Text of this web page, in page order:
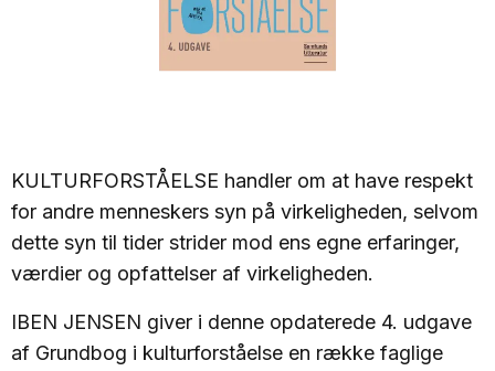
KULTURFORSTÅELSE handler om at have respekt
for andre menneskers syn på virkeligheden, selvom
dette syn til tider strider mod ens egne erfaringer,
værdier og opfattelser af virkeligheden.
IBEN JENSEN giver i denne opdaterede 4. udgave
af Grundbog i kulturforståelse en række faglige